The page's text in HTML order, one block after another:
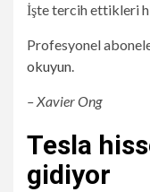
İşte tercih ettikleri
Profesyonel
okuyun.
– Xavier Ong
Tesla
gidiyor